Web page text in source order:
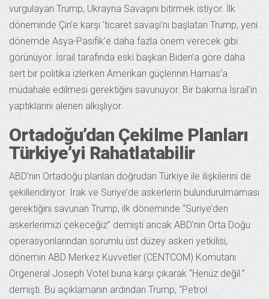
vurgulayan Trump, Ukrayna Savaşını bitirmek istiyor. İlk
döneminde Çin’e karşı ‘ticaret savaşı’nı başlatan Trump, yeni
dönemde Asya-Pasifik’e daha fazla önem verecek gibi
görünüyor. İsrail tarafında eski başkan Biden’a göre daha
sert bir politika izlerken Amerikan güçlerinin Hamas’a
müdahale edilmesi gerektiğini savunuyor. Bir bakıma İsrail’in
yaptıklarını alenen alkışlıyor.
Ortadoğu’dan Çekilme Planları
Türkiye’yi Rahatlatabilir
ABD’nin Ortadoğu planları doğrudan Türkiye ile ilişkilerini de
şekillendiriyor. Irak ve Suriye’de askerlerin bulundurulmaması
gerektiğini savunan Trump, ilk döneminde “Suriye’den
askerlerimizi çekeceğiz” demişti ancak ABD’nin Orta Doğu
operasyonlarından sorumlu üst düzey askeri yetkilisi,
dönemin ABD Merkez Kuvvetler (CENTCOM) Komutanı
Orgeneral Joseph Votel buna karşı çıkarak “Henüz değil.”
demişti. Bu açıklamanın ardından Trump, “Petrol